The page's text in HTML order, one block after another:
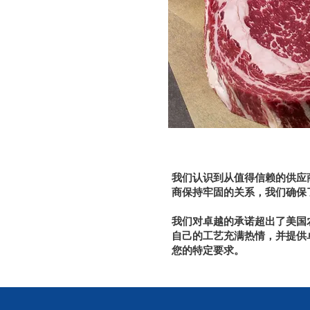
我们认识到从值得信赖的供
商保持牢固的关系，我们确
我们对卓越的承诺超出了美
自己的工艺充满热情，并提
您的特定要求。